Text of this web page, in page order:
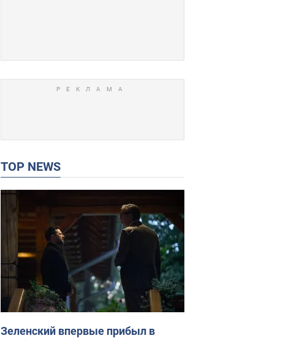
TOP NEWS
Зеленский впервые прибыл в